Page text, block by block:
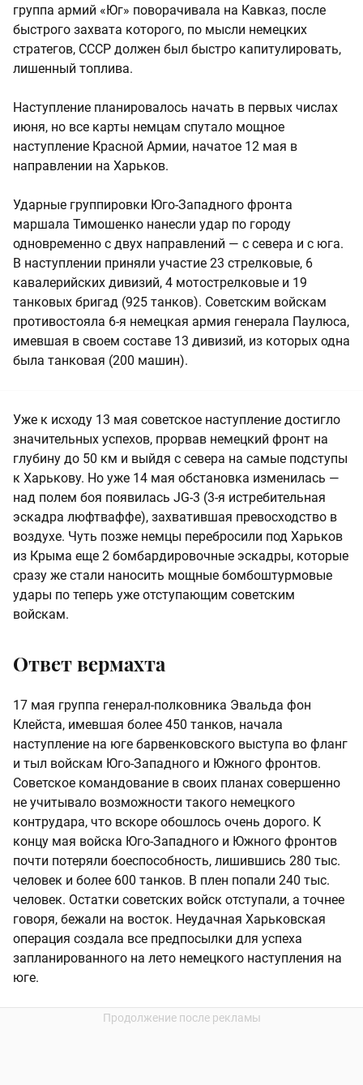
группа армий «Юг» поворачивала на Кавказ, после
быстрого захвата которого, по мысли немецких
стратегов, СССР должен был быстро капитулировать,
лишенный топлива.
Наступление планировалось начать в первых числах
июня, но все карты немцам спутало мощное
наступление Красной Армии, начатое 12 мая в
направлении на Харьков.
Ударные группировки Юго-Западного фронта
маршала Тимошенко нанесли удар по городу
одновременно с двух направлений — с севера и с юга.
В наступлении приняли участие 23 стрелковые, 6
кавалерийских дивизий, 4 мотострелковые и 19
танковых бригад (925 танков). Советским войскам
противостояла 6-я немецкая армия генерала Паулюса,
имевшая в своем составе 13 дивизий, из которых одна
была танковая (200 машин).
Уже к исходу 13 мая советское наступление достигло
значительных успехов, прорвав немецкий фронт на
глубину до 50 км и выйдя с севера на самые подступы
к Харькову. Но уже 14 мая обстановка изменилась —
над полем боя появилась JG-3 (3-я истребительная
эскадра люфтваффе), захватившая превосходство в
воздухе. Чуть позже немцы перебросили под Харьков
из Крыма еще 2 бомбардировочные эскадры, которые
сразу же стали наносить мощные бомбоштурмовые
удары по теперь уже отступающим советским
войскам.
Ответ вермахта
17 мая группа генерал-полковника Эвальда фон
Клейста, имевшая более 450 танков, начала
наступление на юге барвенковского выступа во фланг
и тыл войскам Юго-Западного и Южного фронтов.
Советское командование в своих планах совершенно
не учитывало возможности такого немецкого
контрудара, что вскоре обошлось очень дорого. К
концу мая войска Юго-Западного и Южного фронтов
почти потеряли боеспособность, лишившись 280 тыс.
человек и более 600 танков. В плен попали 240 тыс.
человек. Остатки советских войск отступали, а точнее
говоря, бежали на восток. Неудачная Харьковская
операция создала все предпосылки для успеха
запланированного на лето немецкого наступления на
юге.